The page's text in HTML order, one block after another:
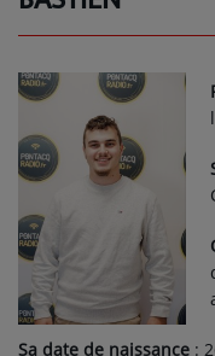
RADIO
L'ÉQUIPE
GRILLE DES PROGRAMMES
C'ÉTAIT QUOI CE TITRE ?
MÉDIAS
PODCASTS - SAISON 2026/
Sa date de naissance :